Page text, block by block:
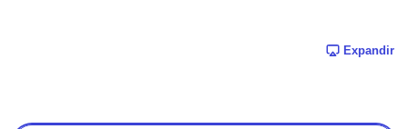
Expandir